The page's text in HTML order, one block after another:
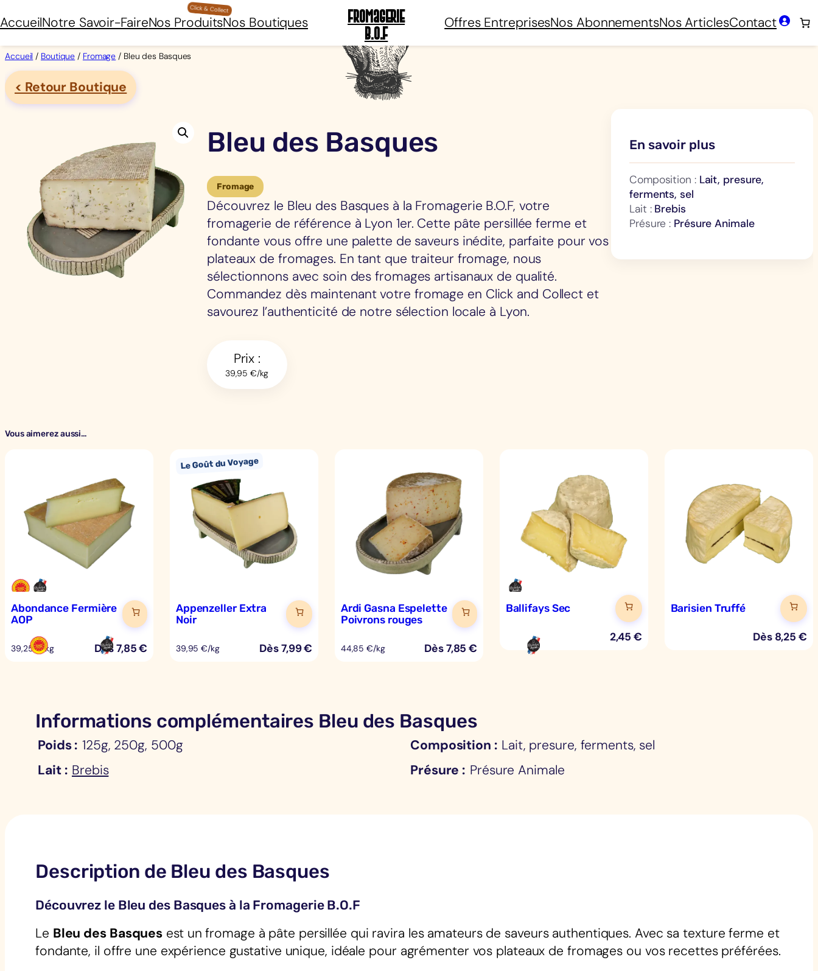
au
contenu
AccueilNotre Savoir-FaireNos ProduitsNos Boutiques
Fromagerie
B.O.F
Offres EntreprisesNos AbonnementsNos ArticlesContact
Accueil / Boutique / Fromage / Bleu des Basques
< Retour Boutique
Bleu des Basques
Fromage
Découvrez le Bleu des Basques à la Fromagerie B.O.F, votre
fromagerie de référence à Lyon 1er. Cette pâte persillée ferme et
fondante vous offre une palette de saveurs inédite, parfaite pour vos
plateaux de fromages. En tant que traiteur fromage, nous
sélectionnons avec soin des fromages artisanaux de qualité.
Commandez dès maintenant votre fromage en Click and Collect et
savourez l’authenticité de notre sélection locale à Lyon.
Prix :
39,95 €/kg
En savoir plus
Composition : Lait, presure,
ferments, sel
Lait : Brebis
Présure : Présure Animale
Vous aimerez aussi…
Abondance Fermière
AOP
39,25 €/kg Dès7,85€
Appenzeller Extra
Noir
39,95 €/kg Dès7,99€
Ardi Gasna Espelette
Poivrons rouges
44,85 €/kg Dès7,85€
Ballifays Sec
2,45€
Barisien Truffé
Dès 8,25€
Informations complémentaires Bleu des Basques
Poids 125g, 250g, 500g Composition
Lait, presure, ferments, sel
Lait
Brebis Présure Présure Animale
Description de Bleu des Basques
Découvrez le Bleu des Basques à la Fromagerie B.O.F
Le Bleu des Basques est un fromage à pâte persillée qui ravira les amateurs de saveurs authentiques. Avec sa texture ferme et
fondante, il offre une expérience gustative unique, idéale pour agrémenter vos plateaux de fromages ou vos recettes préférées.